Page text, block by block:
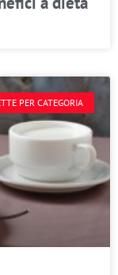
PER CATEGORIA